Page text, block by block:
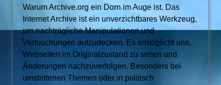
Warum Archive.org ein Dorn im Auge ist. Das
Internet Archive ist ein unverzichtbares Werkzeug,
um nachträgliche Manipulationen und
Vertuschungen aufzudecken. Es ermöglicht uns,
Webseiten im Originalzustand zu sehen und
Änderungen nachzuverfolgen. Besonders bei
umstrittenen Themen oder in politisch